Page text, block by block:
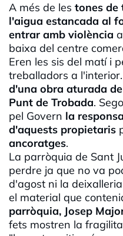
A més de les tones de
l'aigua estancada al
entrar amb violència
baixa del centre
Eren les sis del matí i
treballadors a l'interior.
d'una obra aturada
Punt de Trobada.
pel Govern la
d'aquests propietaris
ancoratges.
La parròquia de Sant
perdre ja que no va
d'agost ni la
el material que
parròquia, Josep
fets mostren la